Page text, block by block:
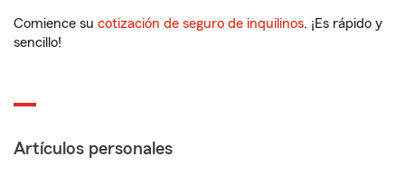
Comience su cotización de seguro de inquilinos. ¡Es rápido y
sencillo!
Artículos personales